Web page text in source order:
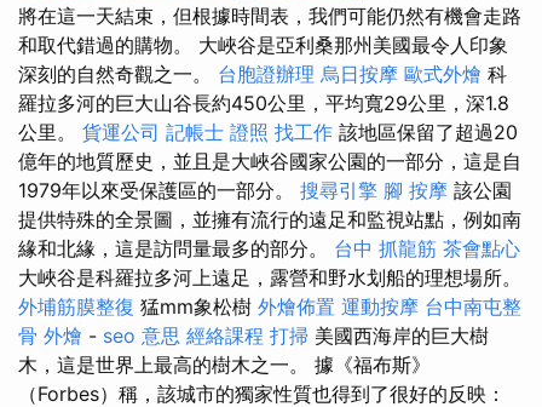
將在這一天結束，但根據時間表，我們可能仍然有機會走路
和取代錯過的購物。 大峽谷是亞利桑那州美國最令人印象
深刻的自然奇觀之一。 台胞證辦理 烏日按摩 歐式外燴 科
羅拉多河的巨大山谷長約450公里，平均寬29公里，深1.8
公里。 貨運公司 記帳士 證照 找工作 該地區保留了超過20
億年的地質歷史，並且是大峽谷國家公園的一部分，這是自
1979年以來受保護區的一部分。 搜尋引擎 腳 按摩 該公園
提供特殊的全景圖，並擁有流行的遠足和監視站點，例如南
緣和北緣，這是訪問量最多的部分。 台中 抓龍筋 茶會點心
大峽谷是科羅拉多河上遠足，露營和野水划船的理想場所。
外埔筋膜整復 猛mm象松樹 外燴佈置 運動按摩 台中南屯整
骨 外燴 - seo 意思 經絡課程 打掃 美國西海岸的巨大樹
木，這是世界上最高的樹木之一。 據《福布斯》
（Forbes）稱，該城市的獨家性質也得到了很好的反映：